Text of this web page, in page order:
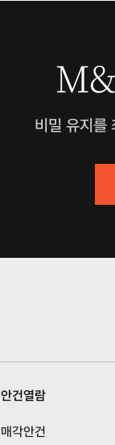
비밀 유지를
안건열람
매각안건